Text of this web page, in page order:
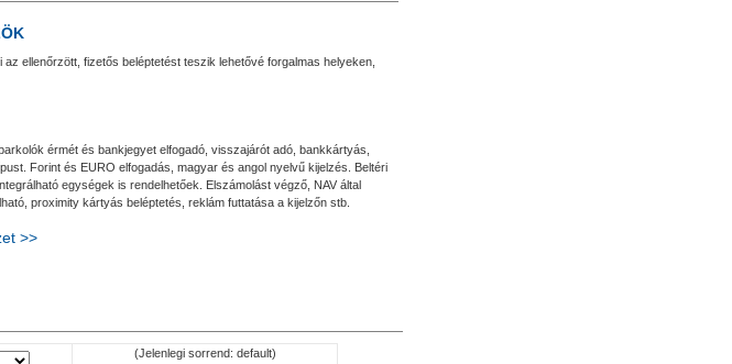
ellenőrzött, fizetős beléptetést teszik lehetővé forgalmas helyeken,
érmét és bankjegyet elfogadó, visszajárót adó, bankkártyás,
Forint és EURO elfogadás, magyar és angol nyelvű kijelzés. Beltéri
egységek is rendelhetőek. Elszámolást végző, NAV által
proximity kártyás beléptetés, reklám futtatása a kijelzőn stb.
>>
(Jelenlegi sorrend: default)